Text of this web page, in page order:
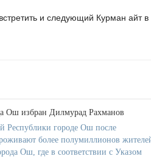
и следующий Курман айт в
Ош избран Дилмурад Рахманов
Республики городе Ош после
более полумиллионов
Ош, где в соответствии с Указом